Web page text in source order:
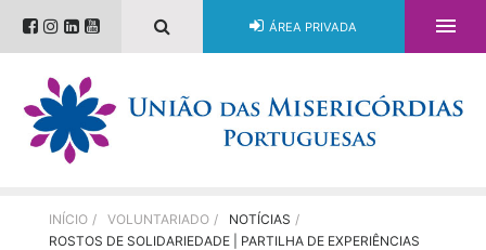
ÁREA PRIVADA 
INÍCIO / VOLUNTARIADO / NOTÍCIAS /
ROSTOS DE SOLIDARIEDADE | PARTILHA DE EXPERIÊNCIAS